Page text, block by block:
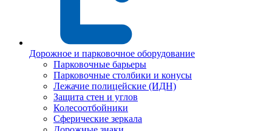
Дорожное и парковочное оборудование
Парковочные барьеры
Парковочные столбики и конусы
Лежачие полицейские (ИДН)
Защита стен и углов
Колесоотбойники
Сферические зеркала